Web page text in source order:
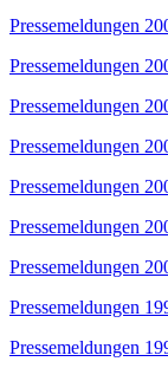
Pressemeldungen
Pressemeldungen
Pressemeldungen
Pressemeldungen
Pressemeldungen
Pressemeldungen
Pressemeldungen
Pressemeldungen
Pressemeldungen